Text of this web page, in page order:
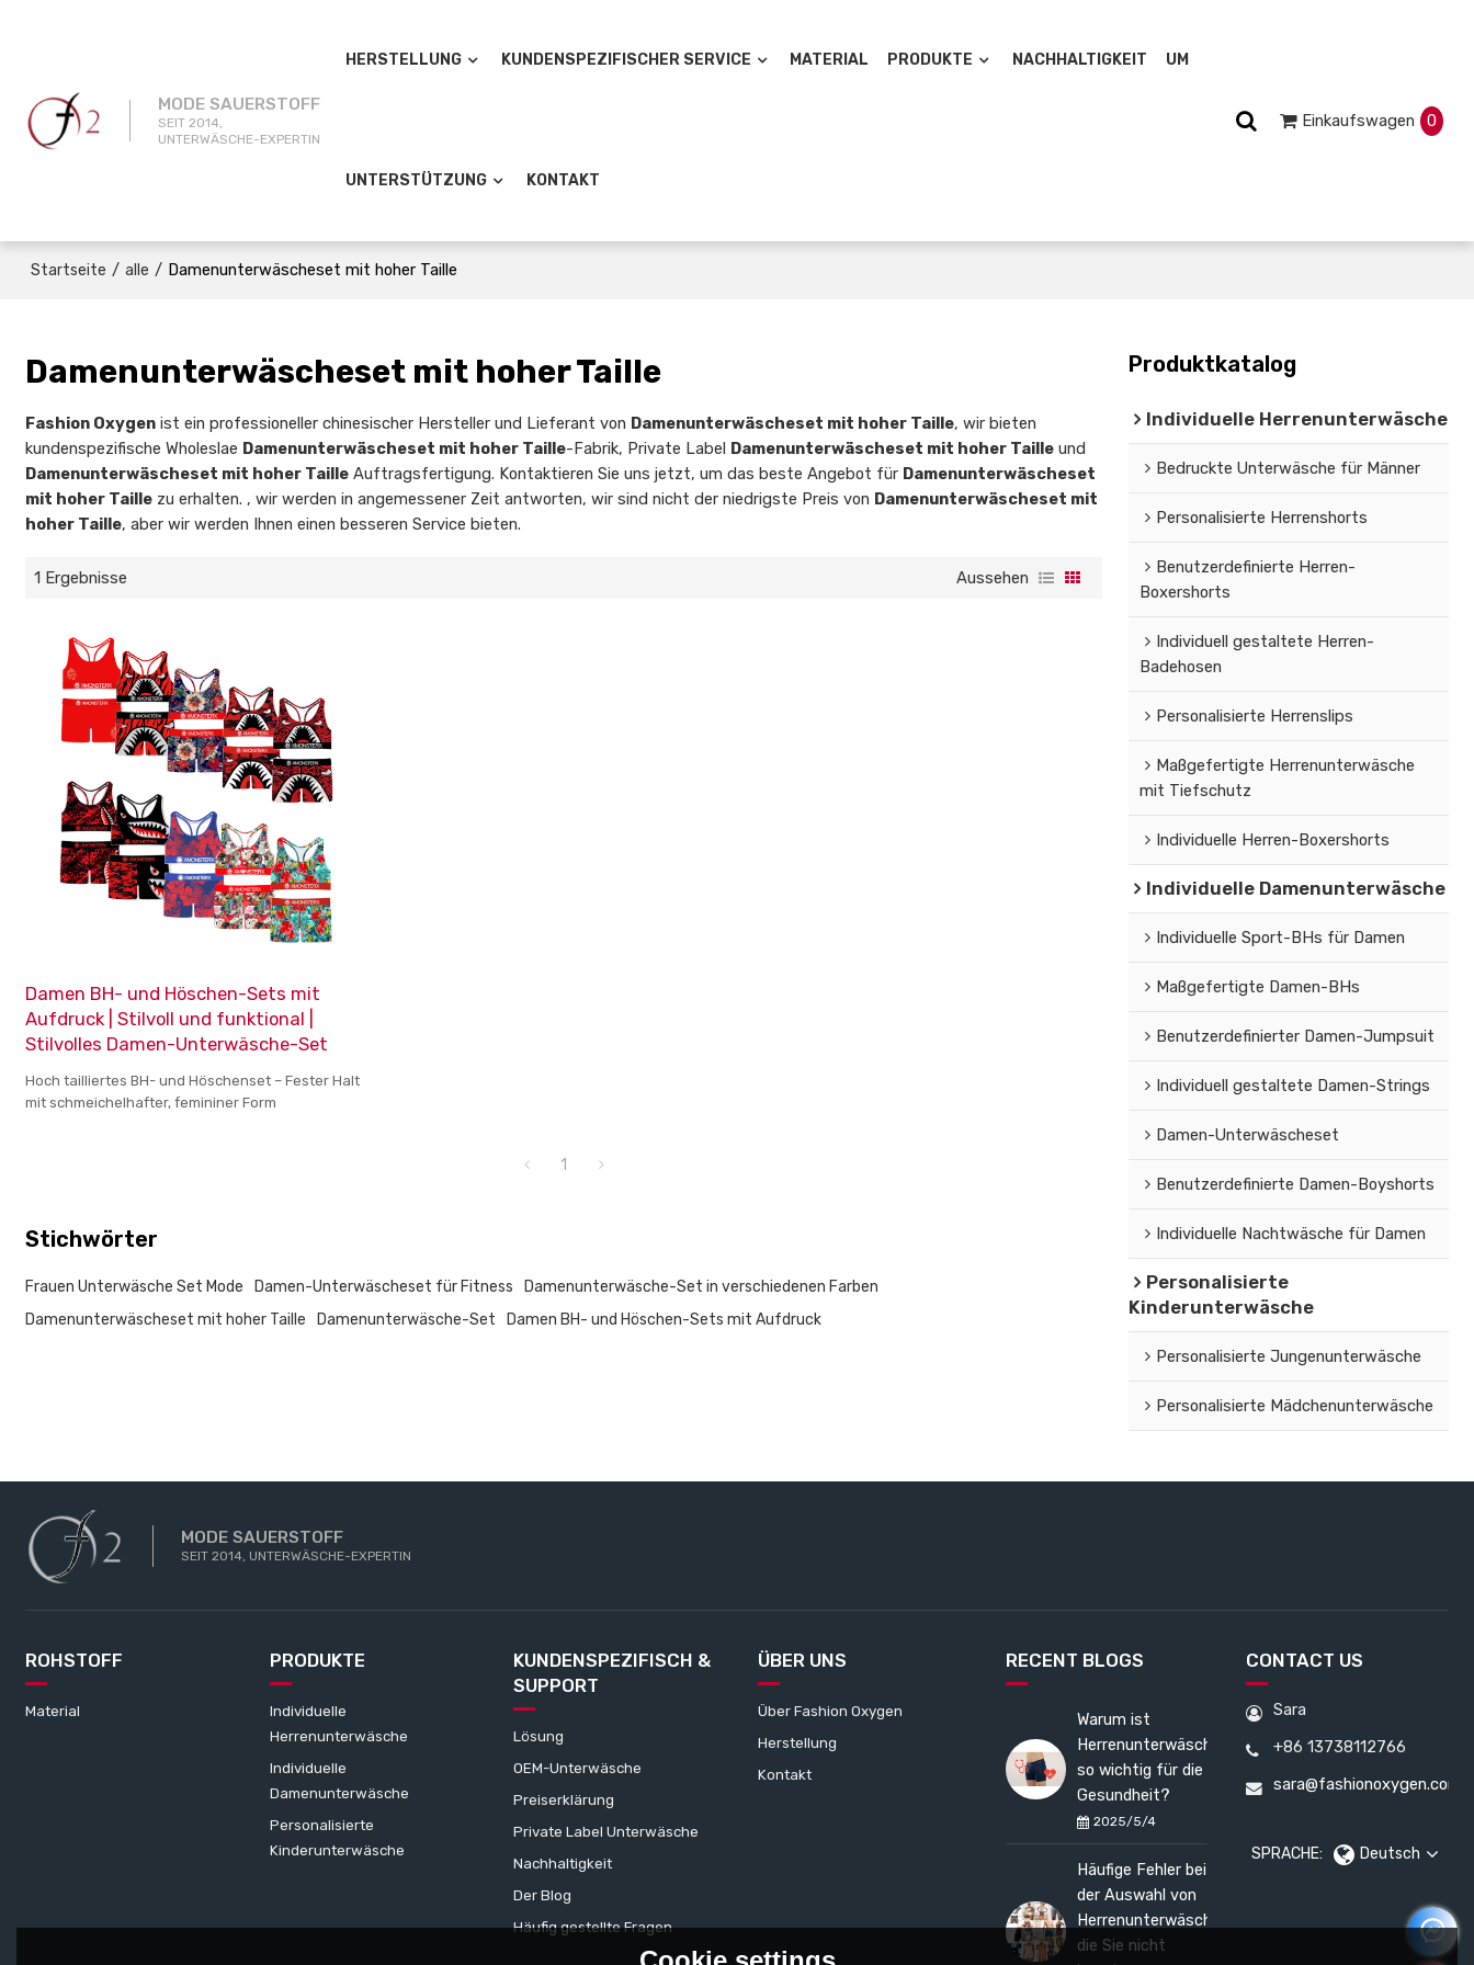
MODE SAUERSTOFF
SEIT 2014,
UNTERWÄSCHE-EXPERTIN
HERSTELLUNG KUNDENSPEZIFISCHER SERVICE MATERIAL PRODUKTE NACHHALTIGKEIT UM
UNTERSTÜTZUNG KONTAKT
Einkaufswagen 0
Startseite / alle / Damenunterwäscheset mit hoher Taille
Damenunterwäscheset mit hoher Taille
Fashion Oxygen ist ein professioneller chinesischer Hersteller und Lieferant von Damenunterwäscheset mit hoher Taille, wir bieten
kundenspezifische Wholeslae Damenunterwäscheset mit hoher Taille-Fabrik, Private Label Damenunterwäscheset mit hoher Taille und
Damenunterwäscheset mit hoher Taille Auftragsfertigung. Kontaktieren Sie uns jetzt, um das beste Angebot für Damenunterwäscheset
mit hoher Taille zu erhalten. , wir werden in angemessener Zeit antworten, wir sind nicht der niedrigste Preis von Damenunterwäscheset mit
hoher Taille, aber wir werden Ihnen einen besseren Service bieten.
1 Ergebnisse Aussehen
Damen BH- und Höschen-Sets mit
Aufdruck | Stilvoll und funktional |
Stilvolles Damen-Unterwäsche-Set
Hoch tailliertes BH- und Höschenset – Fester Halt
mit schmeichelhafter, femininer Form
1
Stichwörter
Frauen Unterwäsche Set Mode Damen-Unterwäscheset für Fitness
Damenunterwäsche-Set in verschiedenen Farben
Damenunterwäscheset mit hoher Taille
Damenunterwäsche-Set Damen BH- und Höschen-Sets mit Aufdruck
Produktkatalog
Individuelle Herrenunterwäsche
Bedruckte Unterwäsche für Männer
Personalisierte Herrenshorts
Benutzerdefinierte Herren-
Boxershorts
Individuell gestaltete Herren-
Badehosen
Personalisierte Herrenslips
Maßgefertigte Herrenunterwäsche
mit Tiefschutz
Individuelle Herren-Boxershorts
Individuelle Damenunterwäsche
Individuelle Sport-BHs für Damen
Maßgefertigte Damen-BHs
Benutzerdefinierter Damen-Jumpsuit
Individuell gestaltete Damen-Strings
Damen-Unterwäscheset
Benutzerdefinierte Damen-Boyshorts
Individuelle Nachtwäsche für Damen
Personalisierte
Kinderunterwäsche
Personalisierte Jungenunterwäsche
Personalisierte Mädchenunterwäsche
MODE SAUERSTOFF
SEIT 2014, UNTERWÄSCHE-EXPERTIN
ROHSTOFF
Material
PRODUKTE
Individuelle
Herrenunterwäsche
Individuelle
Damenunterwäsche
Personalisierte
Kinderunterwäsche
KUNDENSPEZIFISCH &
SUPPORT
Lösung
OEM-Unterwäsche
Preiserklärung
Private Label Unterwäsche
Nachhaltigkeit
Der Blog
Häufig gestellte Fragen
ÜBER UNS
Über Fashion Oxygen
Herstellung
Kontakt
RECENT BLOGS
2025/5/4
Warum ist
Herrenunterwäsche
so wichtig für die
Gesundheit?
Häufige Fehler bei
der Auswahl von
Herrenunterwäsche,
die Sie nicht
CONTACT US
Sara
+86 13738112766
sara@fashionoxygen.com
SPRACHE: Deutsch